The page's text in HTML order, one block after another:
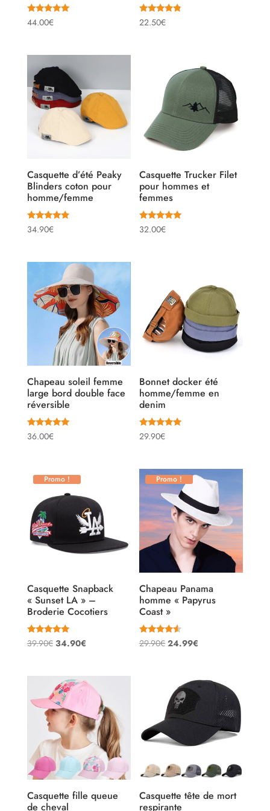
Note
4.88
44.00€
Note
4.55
22.50€
Casquette d’été Peaky
Blinders coton pour
homme/femme
Note
4.67
34.90€
Casquette Trucker Filet
pour hommes et
femmes
Note
5.00
32.00€
Chapeau soleil femme
large bord double face
réversible
Note
4.90
36.00€
Bonnet docker été
homme/femme en
denim
Note
4.81
29.90€
Promo !
Casquette Snapback
« Sunset LA » –
Broderie Cocotiers
Note
5.00
39.90€ Le
initial
était :
39.90€.
34.90€Le
actuel
est :
34.90€.
Promo !
Chapeau Panama
homme « Papyrus
Coast »
Note
4.33
29.90€ Le
était :
29.90€.
24.99€
est :
24.99€.
Casquette fille queue
de cheval
Casquette tête de mort
respirante